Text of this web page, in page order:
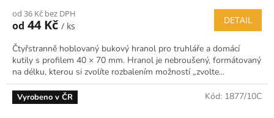
od 36 Kč bez DPH
od 44 Kč / ks
DETAIL
Čtyřstranně hoblovaný bukový hranol pro truhláře a domácí
kutily s profilem 40 × 70 mm. Hranol je nebroušený, formátovaný
na délku, kterou si zvolíte rozbalením možností „zvolte...
Vyrobeno v ČR Kód: 1877/10C